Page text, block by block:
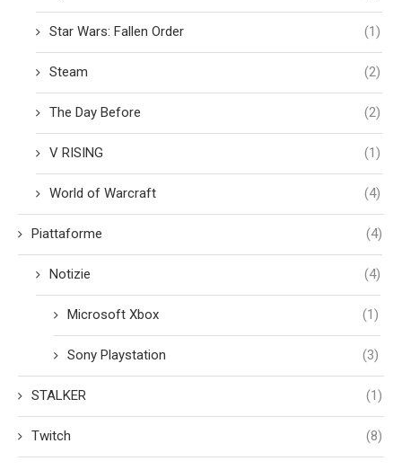
Star Wars: Fallen Order (1)
Steam (2)
The Day Before (2)
V RISING (1)
World of Warcraft (4)
Piattaforme (4)
Notizie (4)
Microsoft Xbox (1)
Sony Playstation (3)
STALKER (1)
Twitch (8)